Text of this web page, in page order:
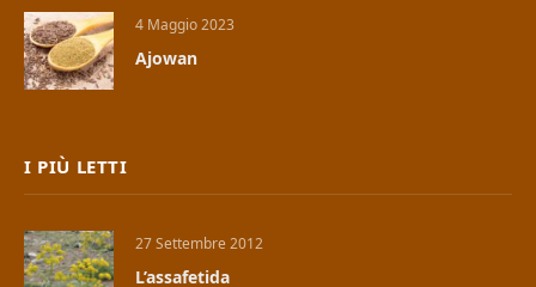
4 Maggio 2023
Ajowan
I PIÙ LETTI
27 Settembre 2012
L’assafetida